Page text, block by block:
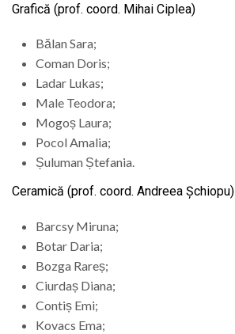
Grafică (prof. coord. Mihai Ciplea)
Bălan Sara;
Coman Doris;
Ladar Lukas;
Male Teodora;
Mogoș Laura;
Pocol Amalia;
Șuluman Ștefania.
Ceramică (prof. coord. Andreea Șchiopu)
Barcsy Miruna;
Botar Daria;
Bozga Rareș;
Ciurdaș Diana;
Contiș Emi;
Kovacs Ema;